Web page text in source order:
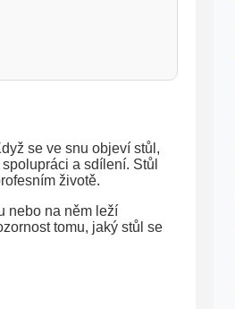
se ve snu objeví stůl,
a sdílení. Stůl
životě.
nebo na něm leží
tomu, jaký stůl se